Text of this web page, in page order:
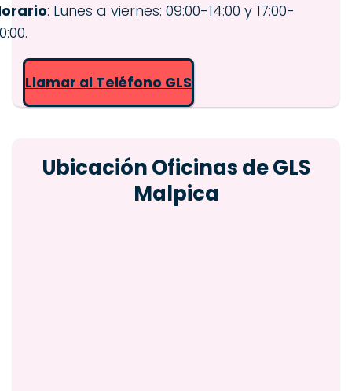
: Lunes a viernes: 09:00-14:00 y 17:00-
Llamar al Teléfono GLS
Ubicación Oficinas de GLS
Malpica